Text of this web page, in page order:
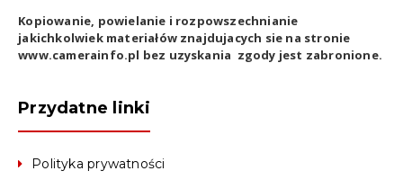
Kopiowanie, powielanie i rozpowszechnianie
jakichkolwiek materiałów znajdujacych sie na stronie
www.camerainfo.pl bez uzyskania zgody jest zabronione.
Przydatne linki
Polityka prywatności